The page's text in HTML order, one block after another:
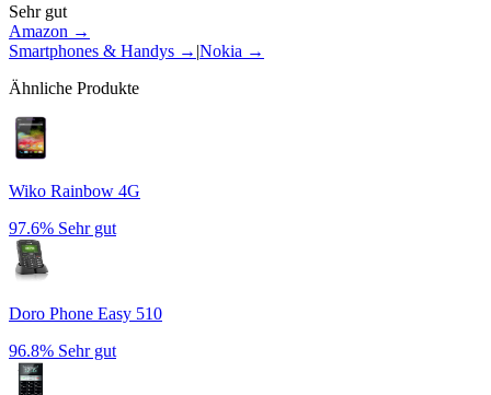
Sehr gut
Amazon →
Smartphones & Handys → |Nokia →
Ähnliche Produkte
Wiko Rainbow 4G
97.6% Sehr gut
Doro Phone Easy 510
96.8% Sehr gut